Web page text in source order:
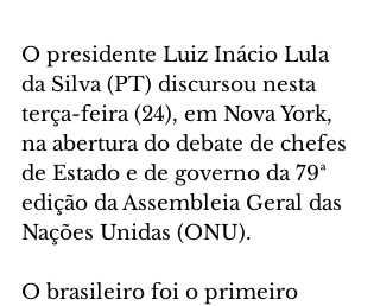
O presidente Luiz Inácio Lula
da Silva (PT) discursou nesta
terça-feira (24), em Nova York,
na abertura do debate de chefes
de Estado e de governo da 79ª
edição da Assembleia Geral das
Nações Unidas (ONU).
O brasileiro foi o primeiro